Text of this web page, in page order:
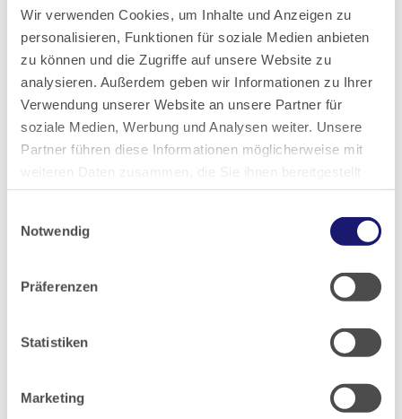
Wir verwenden Cookies, um Inhalte und Anzeigen zu
personalisieren, Funktionen für soziale Medien anbieten
zu können und die Zugriffe auf unsere Website zu
analysieren. Außerdem geben wir Informationen zu Ihrer
Verwendung unserer Website an unsere Partner für
soziale Medien, Werbung und Analysen weiter. Unsere
Partner führen diese Informationen möglicherweise mit
haben oder die sie im Rahmen Ihrer Nutzung der Dienste
Notwendig
Präferenzen
Statistiken
Marketing
Anschrift:
Bezirksärztekammer Wiesbaden
Klingholzstraße 7
Das Ausbildungswesen befindet sich dauerhaft am
Frankfurt, Telefon- und Faxnummer gelten auch für